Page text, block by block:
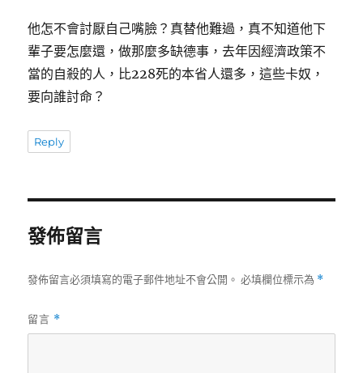
他怎不會討厭自己嘴臉？真替他難過，真不知道他下
輩子要怎麼還，做那麼多缺德事，去年因經濟政策不
當的自殺的人，比228死的本省人還多，這些卡奴，
要向誰討命？
Reply
發佈留言
發佈留言必須填寫的電子郵件地址不會公開。 必填欄位標示為 *
留言 *